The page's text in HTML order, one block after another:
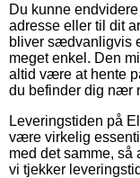
Du kunne
adresse eller til dit
bliver sædvanligvis
meget enkel. Den
altid være at hente
du befinder dig nær
Leveringstiden på
være virkelig
med det samme,
vi tjekker